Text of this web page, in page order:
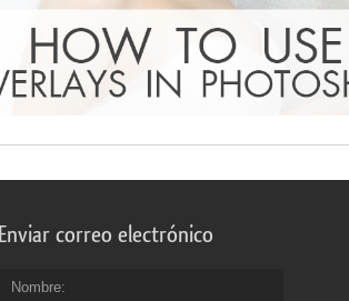
Enviar correo electrónico
Nombre